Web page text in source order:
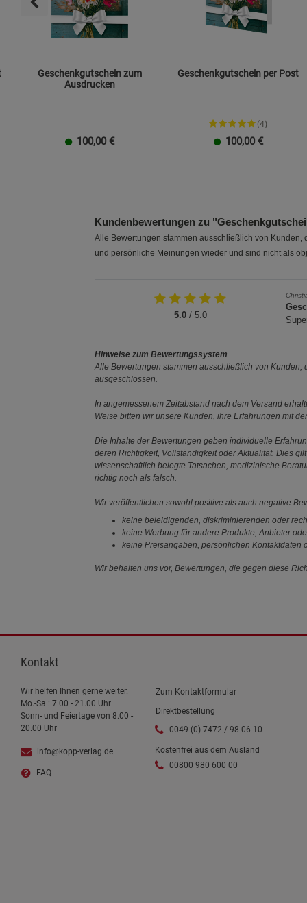
Geschenkgutschein zum
Ausdrucken
100,00 €
Geschenkgutschein per Post
(4)
100,00 €
Kundenbewertungen zu
Alle Bewertungen stammen ausschließlich von
und persönliche Meinungen wieder und sind nicht als
5.0/ 5.0
Hinweise zum Bewertungssystem
Alle Bewertungen stammen ausschließlich von
ausgeschlossen.
In angemessenem Zeitabstand nach dem Versand
Weise bitten wir unsere Kunden, ihre Erfahrungen mit
Die Inhalte der Bewertungen geben individuelle
deren Richtigkeit, Vollständigkeit oder Aktualität. Dies
wissenschaftlich belegte Tatsachen, medizinische
richtig noch als falsch.
Wir veröffentlichen sowohl positive als auch negative
keine beleidigenden, diskriminierenden oder
keine Werbung für andere Produkte, Anbieter
keine Preisangaben, persönlichen Kontaktdaten
Wir behalten uns vor, Bewertungen, die gegen diese
Kontakt
Wir helfen Ihnen gerne weiter.
Mo.-Sa.: 7.00 - 21.00 Uhr
Sonn- und Feiertage von 8.00 -
20.00 Uhr
info@kopp-verlag.de
FAQ
Zum Kontaktformular
Direktbestellung
0049 (0) 7472 / 98 06 10
Kostenfrei aus dem Ausland
00800 980 600 00